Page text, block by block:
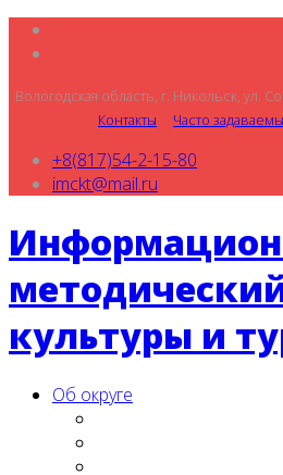
Вологодская область, г. Никольск,
Контакты
Часто
+8(817)54-2-15-80
imckt@mail.ru
культуры и
Об округе